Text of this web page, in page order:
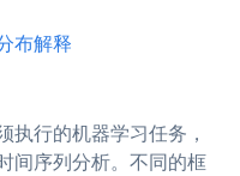
布解释
执行的机器学习任务，
间序列分析。不同的框